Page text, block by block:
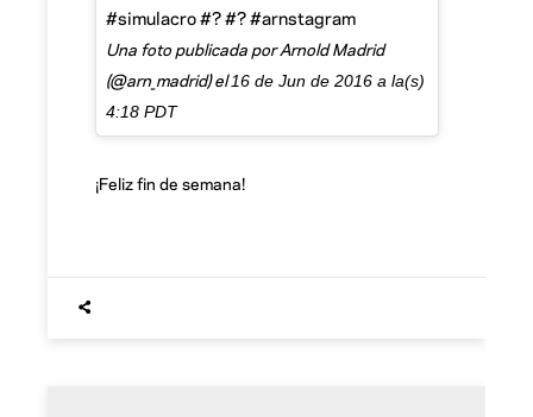
#simulacro #? #? #arnstagram
Una foto publicada por Arnold Madrid
(@arn_madrid) el16 de Jun de 2016 a la(s)
4:18 PDT
¡Feliz fin de semana!